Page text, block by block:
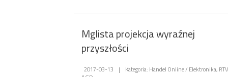
Mglista projekcja wyraźnej
przyszłości
2017-03-13 |
Kategoria: Handel Online / Elektronika,